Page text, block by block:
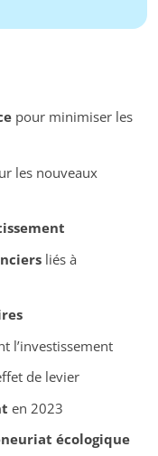
pour minimiser les
les nouveaux
liés à
l’investissement
de levier
en 2023
écologique